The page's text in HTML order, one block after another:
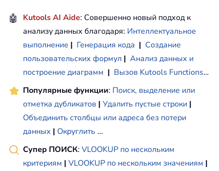
🤖 Kutools AI Aide: Совершенно новый подход к
анализу данных благодаря: Интеллектуальное
выполнение | Генерация кода | Создание
пользовательских формул | Анализ данных и
построение диаграмм | Вызов Kutools Functions…
Популярные функции: Поиск, выделение или
отметка дубликатов | Удалить пустые строки |
Объединить столбцы или адреса без потери
данных | Округлить ...
Супер ПОИСК: VLOOKUP по нескольким
критериям | VLOOKUP по нескольким значениям |